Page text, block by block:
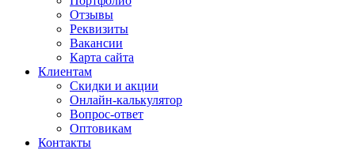
Отзывы
Реквизиты
Вакансии
Карта сайта
Клиентам
Скидки и акции
Онлайн-калькулятор
Вопрос-ответ
Оптовикам
Контакты